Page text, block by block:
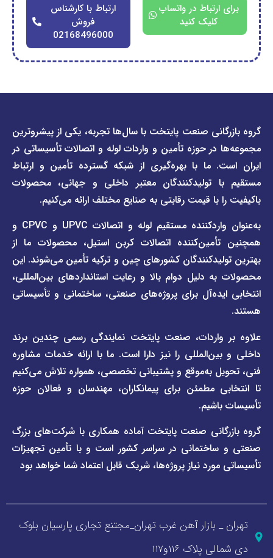
ارتباط با کارشناس
02168496000
در واتساپ
کلیک کنید
صنعت پایتخت با سال‌ها تجربه، یکی از پیشروترین
حوزه تأمین و واردات لوله و اتصالات تأسیساتی در
ما با بهره‌گیری از شبکه گسترده تأمین و ارتباط
تولیدکنندگان معتبر داخلی و جهانی، محصولات
با قیمت رقابتی به صنایع مختلف ارائه می‌کنیم.
به‌عنوان واردکننده مستقیم لوله و اتصالات UPVC و CPVC و
اتصالات کربن استیل، محصولات ما از
کشورهای چین و ترکیه تأمین می‌شوند. این
دلیل دوام بالا و رعایت استانداردهای بین‌المللی،
برای پروژه‌های صنعتی، ساختمانی و تأسیساتی
صنعت پایتخت نمایندگی رسمی چندین برند
را نیز دارا است. ما با ارائه خدمات مشاوره
به‌موقع و پشتیبانی تخصصی، همواره تلاش می‌کنیم
مطمئن برای پیمانکاران، مهندسان و فعالان حوزه
صنعت پایتخت آماده همکاری با شرکت‌های بزرگ
در سراسر کشور است و با تأمین تجهیزات
نیاز پروژه‌ها، شریک قابل اعتماد شما خواهد بود
دسترسی
سریع
صفحه
لیست
قیمت
صفحه
برند
صفحه
برند
فاراب
پول
دسترسی
سریع
درباره
ما
قوانین
و
مقررات
وبلاگ
خبری
بازار آهن غرب تهران_مجتنع تجاری پارسیان بلوک
۱۱۶و۱۱۷